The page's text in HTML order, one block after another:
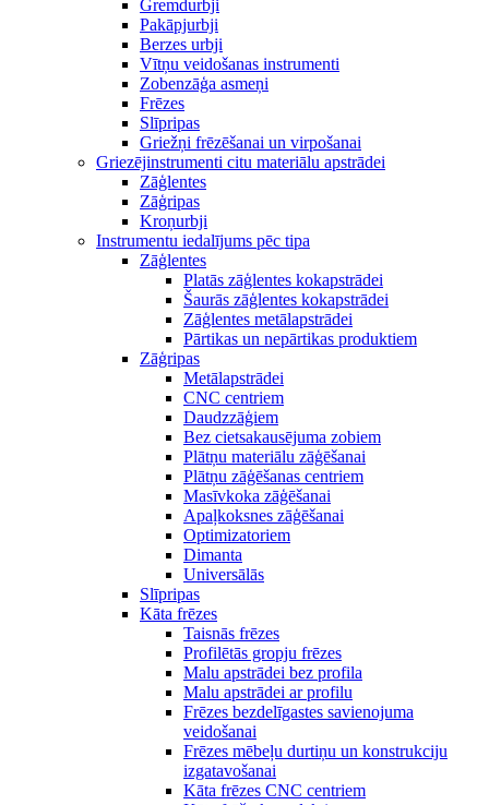
Gremdurbji
Pakāpjurbji
Berzes urbji
Vītņu veidošanas instrumenti
Zobenzāģa asmeņi
Frēzes
Slīpripas
Griežņi frēzēšanai un virpošanai
Griezējinstrumenti citu materiālu apstrādei
Zāģlentes
Zāģripas
Kroņurbji
Instrumentu iedalījums pēc tipa
Zāģlentes
Platās zāģlentes kokapstrādei
Šaurās zāģlentes kokapstrādei
Zāģlentes metālapstrādei
Pārtikas un nepārtikas produktiem
Zāģripas
Metālapstrādei
CNC centriem
Daudzzāģiem
Bez cietsakausējuma zobiem
Plātņu materiālu zāģēšanai
Plātņu zāģēšanas centriem
Masīvkoka zāģēšanai
Apaļkoksnes zāģēšanai
Optimizatoriem
Dimanta
Universālās
Slīpripas
Kāta frēzes
Taisnās frēzes
Profilētās gropju frēzes
Malu apstrādei bez profila
Malu apstrādei ar profilu
Frēzes bezdelīgastes savienojuma
veidošanai
Frēzes mēbeļu durtiņu un konstrukciju
izgatavošanai
Kāta frēzes CNC centriem